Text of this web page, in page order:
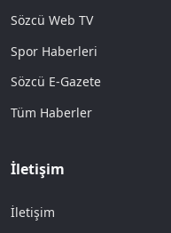
Sözcü Web TV
Spor Haberleri
Sözcü E-Gazete
Tüm Haberler
İletişim
İletişim